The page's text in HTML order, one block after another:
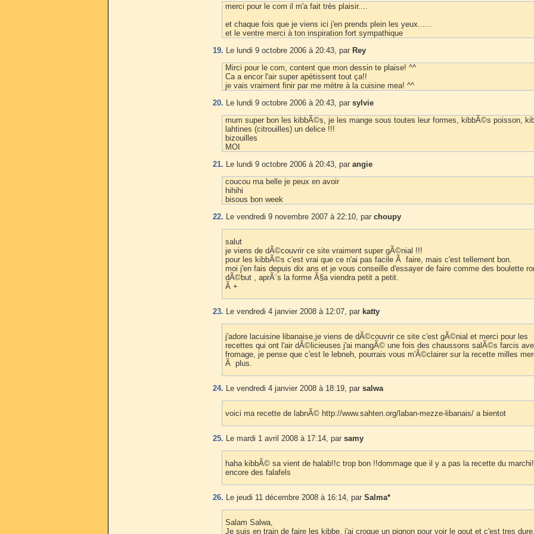
merci pour le com il m'a fait très plaisir....
et chaque fois que je viens ici j'en prends plein les yeux......
et le ventre merci à ton inspiration fort sympathique
19. Le lundi 9 octobre 2006 à 20:43, par Rey
Mirci pour le com, content que mon dessin te plaise! ^^
Ca a encor l'air super apétissent tout ça!!
je vais vraiment finir par me mètre à la cuisine mea! ^^
20. Le lundi 9 octobre 2006 à 20:43, par sylvie
mum super bon les kibbÃ©s, je les mange sous toutes leur formes, kibbÃ©s poisson,
lahtines (citrouilles) un delice !!!
bizouilles
MOI
21. Le lundi 9 octobre 2006 à 20:43, par angie
coucou ma belle je peux en avoir
hihihi
bisous bon week
22. Le vendredi 9 novembre 2007 à 22:10, par choupy
salut
je viens de dÃ©couvrir ce site vraiment super gÃ©nial !!!
pour les kibbÃ©s c'est vrai que ce n'ai pas facile Ã faire, mais c'est tellement bon.
moi j'en fais depuis dix ans et je vous conseille d'essayer de faire comme des boulette
dÃ©but , aprÃ¨s la forme Ã§a viendra petit a petit.
Ã +
23. Le vendredi 4 janvier 2008 à 12:07, par katty
j'adore lacuisine libanaise,je viens de dÃ©couvrir ce site c'est gÃ©nial et merci pour les
recettes qui ont l'air dÃ©licieuses j'ai mangÃ© une fois des chaussons salÃ©s farcis
fromage, je pense que c'est le lebneh, pourrais vous m'Ã©clairer sur la recette milles
Ã plus.
24. Le vendredi 4 janvier 2008 à 18:19, par salwa
voici ma recette de labnÃ© http://www.sahten.org/laban-mezze-libanais/ a bientot
25. Le mardi 1 avril 2008 à 17:14, par samy
haha kibbÃ© sa vient de halab!!c trop bon !!dommage que il y a pas la recette du
encore des falafels
26. Le jeudi 11 décembre 2008 à 16:14, par Salma*
Salam Salwa,
Je suis en train de faire les kibbe, j'ai croque un pignon pour voir le gout et c'est tres